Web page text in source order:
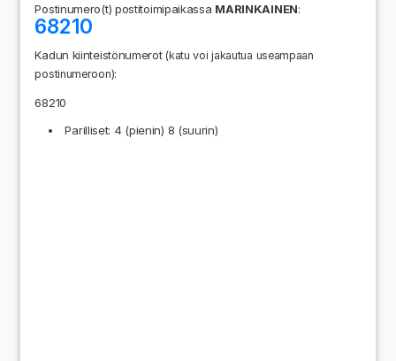
Postinumero(t) postitoimipaikassa MARINKAINEN:
68210
Kadun kiinteistönumerot(katu voi jakautua useampaan
postinumeroon):
68210
Parilliset: 4 (pienin) 8 (suurin)